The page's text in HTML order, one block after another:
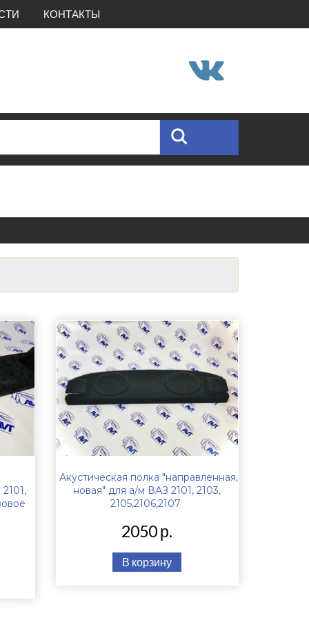
КОНТАКТЫ
Акустическая полка "направленная,
новая" для а/м ВАЗ 2101, 2103,
2105,2106,2107
2050 р.
В корзину